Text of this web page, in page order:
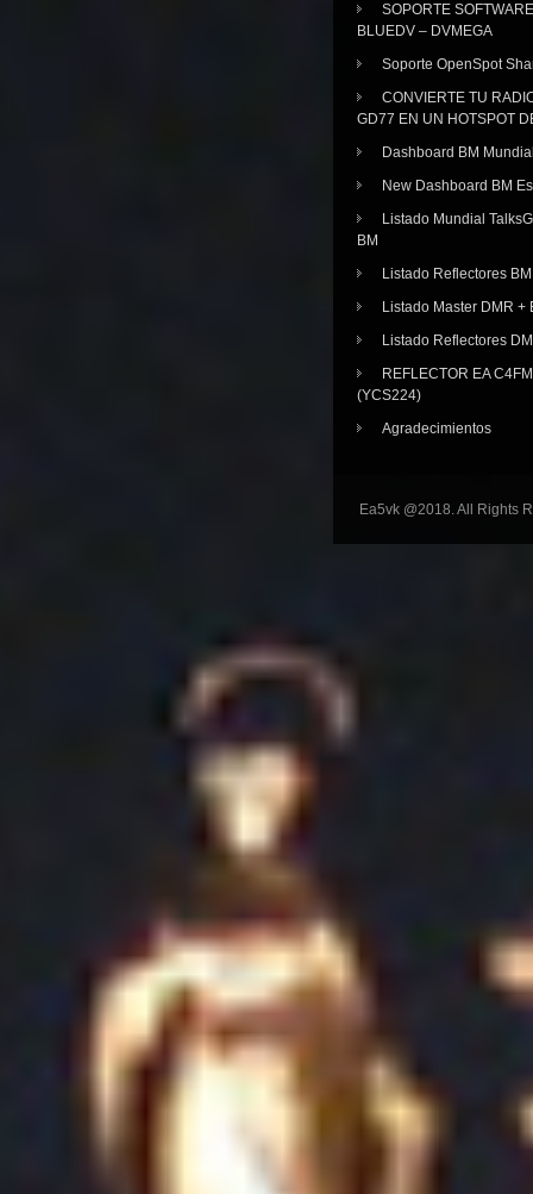
SOPORTE SOFTWARE
BLUEDV – DVMEGA
Soporte OpenSpot
CONVIERTE TU
GD77 EN UN HOTSPOT
Dashboard BM
New Dashboard BM
Listado Mundial
BM
Listado Reflectores BM
Listado Master DMR +
Listado Reflectores
REFLECTOR EA
(YCS224)
Agradecimientos
Ea5vk @2018. All Rights